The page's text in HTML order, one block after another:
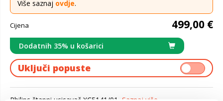
Više saznaj ovdje.
Cijena 499,00 €
Dodatnih 35% u košarici
Uključi popuste